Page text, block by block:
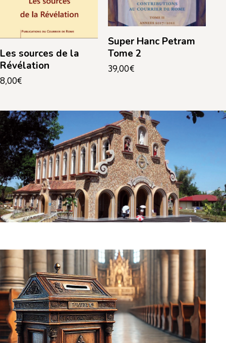
Les sources de la
Révélation
8,00€
Super Hanc Petram
Tome 2
39,00€